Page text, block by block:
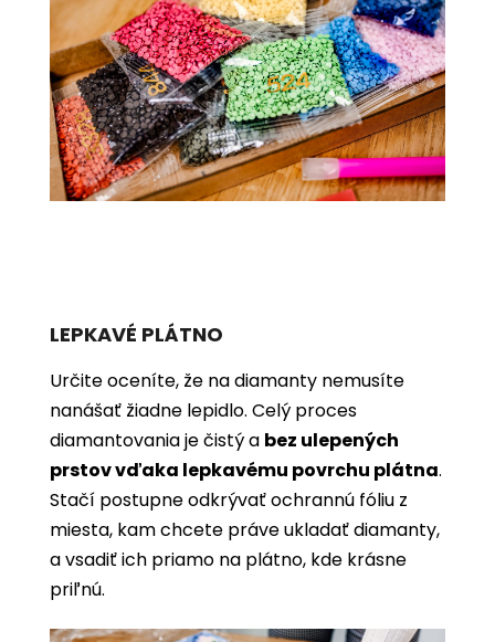
LEPKAVÉ PLÁTNO
Určite oceníte, že na diamanty nemusíte
nanášať žiadne lepidlo. Celý proces
diamantovania je čistý a bez ulepených
prstov vďaka lepkavému povrchu plátna.
Stačí postupne odkrývať ochrannú fóliu z
miesta, kam chcete práve ukladať diamanty,
a vsadiť ich priamo na plátno, kde krásne
priľnú.